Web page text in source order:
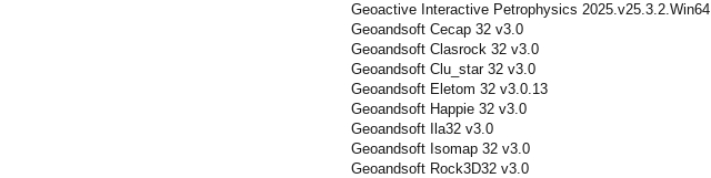
Geoactive Interactive Petrophysics 2025.v25.3.2.Win64
Geoandsoft Cecap 32 v3.0
Geoandsoft Clasrock 32 v3.0
Geoandsoft Clu_star 32 v3.0
Geoandsoft Eletom 32 v3.0.13
Geoandsoft Happie 32 v3.0
Geoandsoft Ila32 v3.0
Geoandsoft Isomap 32 v3.0
Geoandsoft Rock3D32 v3.0